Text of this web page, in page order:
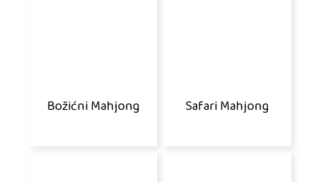
Božićni Mahjong Safari Mahjong